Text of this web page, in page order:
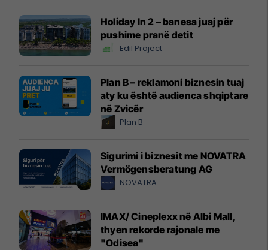
Holiday In 2 – banesa juaj për
pushime pranë detit
Edil Project
Plan B – reklamoni biznesin tuaj
aty ku është audienca shqiptare
në Zvicër
Plan B
Sigurimi i biznesit me NOVATRA
Vermögensberatung AG
NOVATRA
IMAX/ Cineplexx në Albi Mall,
thyen rekorde rajonale me
"Odisea"